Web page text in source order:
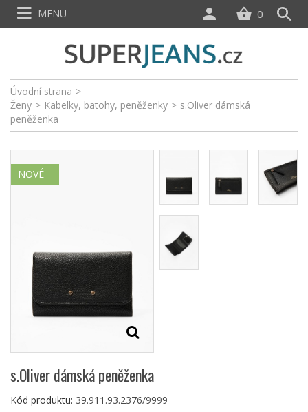
Úvodní strana >
Ženy > Kabelky, batohy, peněženky > s.Oliver dámská
peněženka
NOVÉ
s.Oliver dámská peněženka
Kód produktu: 39.911.93.2376/9999
0
MENU